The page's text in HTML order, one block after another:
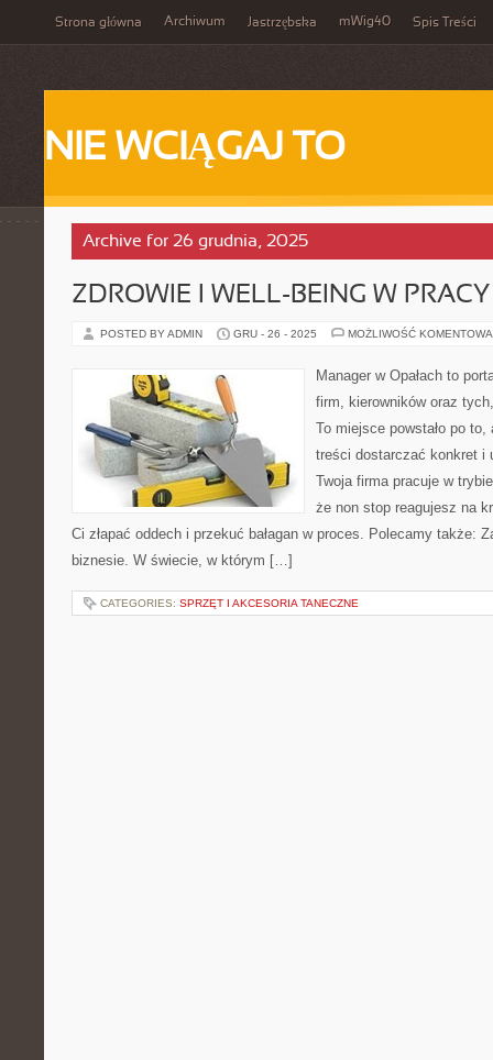
Strona główna Archiwum Jastrzębska mWig40 Spis Treści
NIE WCIĄGAJ TO
Archive for 26 grudnia, 2025
ZDROWIE I WELL-BEING W PRACY
POSTED BY ADMIN GRU - 26 - 2025 MOŻLIWOŚĆ
Manager w Opałach to
firm, kierowników oraz
To miejsce powstało po
treści dostarczać konkret i
Twoja firma pracuje w
że non stop reagujesz na
Ci złapać oddech i przekuć bałagan w proces. Polecamy także:
biznesie. W świecie, w którym […]
CATEGORIES: SPRZĘT I AKCESORIA TANECZNE